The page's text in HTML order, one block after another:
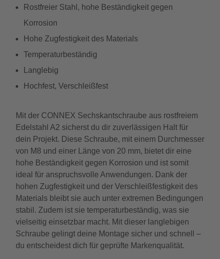
Rostfreier Stahl, hohe Beständigkeit gegen
Korrosion
Hohe Zugfestigkeit des Materials
Temperaturbeständig
Langlebig
Hochfest, Verschleißfest
Mit der CONNEX Sechskantschraube aus rostfreiem
Edelstahl A2 sicherst du dir zuverlässigen Halt für
dein Projekt. Diese Schraube, mit einem Durchmesser
von M8 und einer Länge von 20 mm, bietet dir eine
hohe Beständigkeit gegen Korrosion und ist somit
ideal für anspruchsvolle Anwendungen. Dank der
hohen Zugfestigkeit und der Verschleißfestigkeit des
Materials bleibt sie auch unter extremen Bedingungen
stabil. Zudem ist sie temperaturbeständig, was sie
vielseitig einsetzbar macht. Mit dieser langlebigen
Schraube gelingt deine Montage sicher und schnell –
du entscheidest dich für geprüfte Markenqualität.